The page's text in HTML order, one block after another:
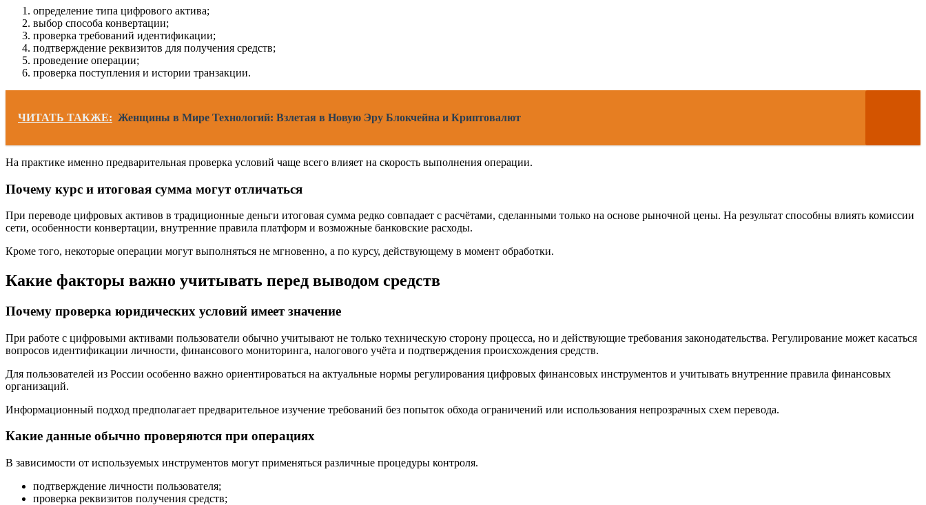
определение типа цифрового актива;
выбор способа конвертации;
проверка требований идентификации;
подтверждение реквизитов для получения средств;
проведение операции;
проверка поступления и истории транзакции.
ЧИТАТЬ ТАКЖЕ: Женщины в Мире Технологий: Взлетая в Новую Эру Блокчейна и Криптовалют
На практике именно предварительная проверка условий чаще всего влияет на скорость выполнения операции.
Почему курс и итоговая сумма могут отличаться
При переводе цифровых активов в традиционные деньги итоговая сумма редко совпадает с расчётами, сделанными только на основе рыночной цены. На результат способны влиять комиссии
сети, особенности конвертации, внутренние правила платформ и возможные банковские расходы.
Кроме того, некоторые операции могут выполняться не мгновенно, а по курсу, действующему в момент обработки.
Какие факторы важно учитывать перед выводом средств
Почему проверка юридических условий имеет значение
При работе с цифровыми активами пользователи обычно учитывают не только техническую сторону процесса, но и действующие требования законодательства. Регулирование может касаться
вопросов идентификации личности, финансового мониторинга, налогового учёта и подтверждения происхождения средств.
Для пользователей из России особенно важно ориентироваться на актуальные нормы регулирования цифровых финансовых инструментов и учитывать внутренние правила финансовых
организаций.
Информационный подход предполагает предварительное изучение требований без попыток обхода ограничений или использования непрозрачных схем перевода.
Какие данные обычно проверяются при операциях
В зависимости от используемых инструментов могут применяться различные процедуры контроля.
подтверждение личности пользователя;
проверка реквизитов получения средств;